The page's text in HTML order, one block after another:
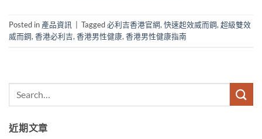
Posted in 產品資訊 Tagged必利吉香港官網, 快速起效威而鋼, 超級雙效
威而鋼, 香港必利吉, 香港男性健康, 香港男性健康指南
近期文章